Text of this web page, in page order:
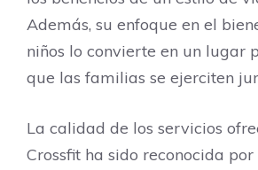
Además, su enfoque en el
niños lo convierte en un lugar
que las familias se ejerciten
La calidad de los servicios
Crossfit ha sido reconocida por